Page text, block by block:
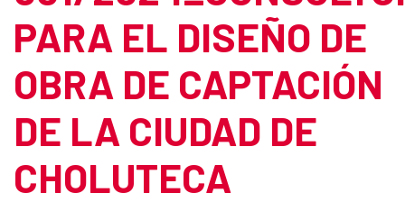
PARA EL DISEÑO DE
OBRA DE CAPTACIÓN
DE LA CIUDAD DE
CHOLUTECA